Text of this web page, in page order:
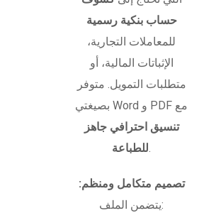
حساب بنكية رسمية
للمعاملات التجارية،
الإثباتات المالية، أو
متطلبات التمويل. متوفر
بصيغتي Word و PDF مع
تنسيق احترافي جاهز
للطباعة.
تصميم متكامل ومنظم:
يتضمن الملف: